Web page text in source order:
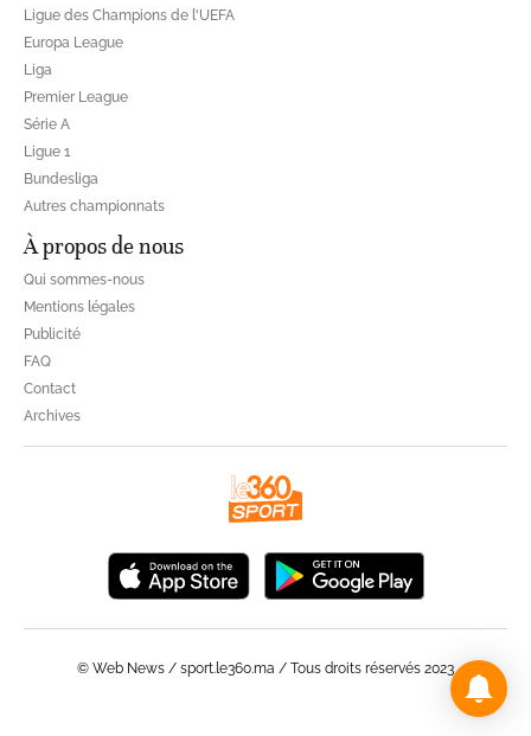
Ligue des Champions de l'UEFA
Europa League
Liga
Premier League
Série A
Ligue 1
Bundesliga
Autres championnats
À propos de nous
Qui sommes-nous
Mentions légales
Publicité
FAQ
Contact
Archives
© Web News / sport.le360.ma / Tous droits réservés 2023